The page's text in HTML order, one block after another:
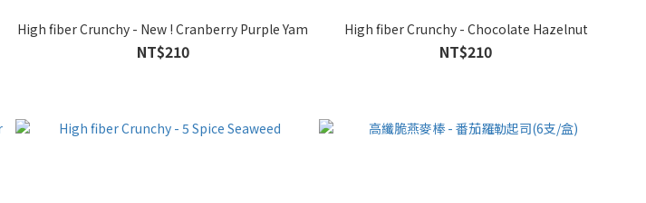
High fiber Crunchy - New ! Cranberry Purple Yam
NT$210
High fiber Crunchy - Chocolate Hazelnut
NT$210